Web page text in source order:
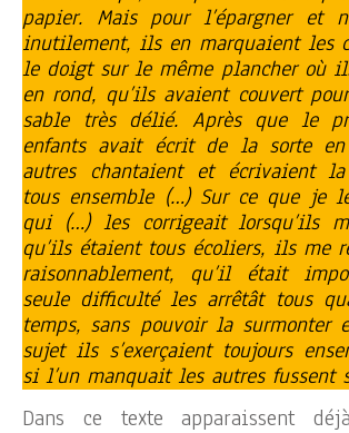
papier. Mais pour l’épargner et
inutilement, ils en marquaient les
le doigt sur le même plancher où
en rond, qu’ils avaient couvert
sable très délié. Après que le
enfants avait écrit de la sorte
autres chantaient et écrivaient
tous ensemble (…) Sur ce que je
qui (…) les corrigeait lorsqu’ils
qu’ils étaient tous écoliers, ils me
raisonnablement, qu’il était
seule difficulté les arrêtât tous
temps, sans pouvoir la surmonter
sujet ils s’exerçaient toujours
si l’un manquait les autres fussent
Dans ce texte apparaissent